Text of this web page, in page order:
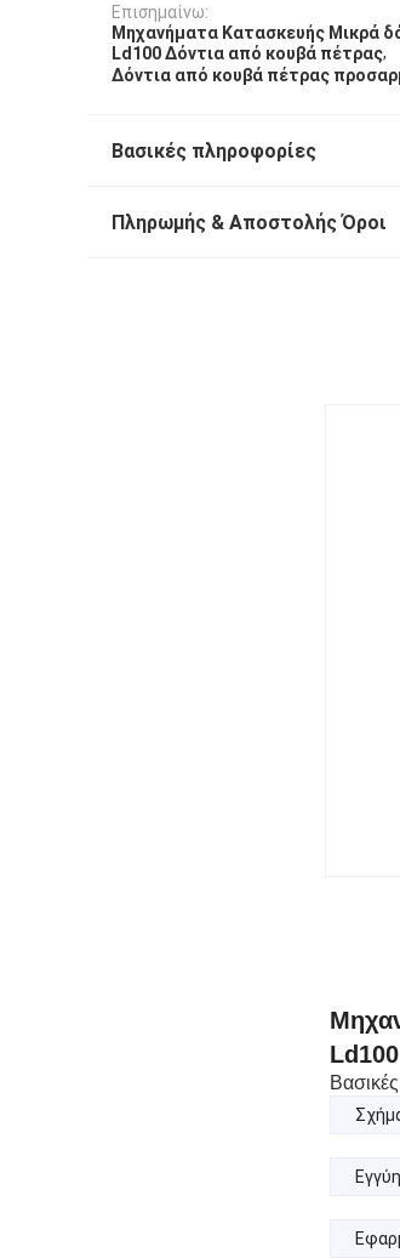
Επισημαίνω:
Μηχανήματα Κατασκευής Μικρά
Ld100 Δόντια από κουβά πέτρας,
Δόντια από κουβά πέτρας
Βασικές πληροφορίες
Πληρωμής & Αποστολής Όροι